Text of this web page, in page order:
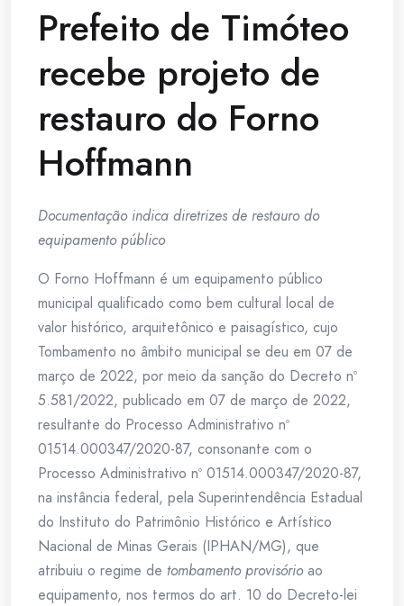
Prefeito de Timóteo
recebe projeto de
restauro do Forno
Hoffmann
Documentação indica diretrizes de restauro do
equipamento público
O Forno Hoffmann é um equipamento público
municipal qualificado como bem cultural local de
valor histórico, arquitetônico e paisagístico, cujo
Tombamento no âmbito municipal se deu em 07 de
março de 2022, por meio da sanção do Decreto nº
5.581/2022, publicado em 07 de março de 2022,
resultante do Processo Administrativo nº
01514.000347/2020-87, consonante com o
Processo Administrativo nº 01514.000347/2020-87,
na instância federal, pela Superintendência Estadual
do Instituto do Patrimônio Histórico e Artístico
Nacional de Minas Gerais (IPHAN/MG), que
atribuiu o regime de tombamento provisórioao
equipamento, nos termos do art. 10 do Decreto-lei